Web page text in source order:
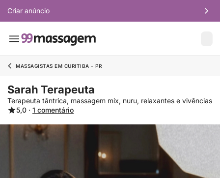
Criar anúncio
MASSAGISTAS EM CURITIBA - PR
Sarah Terapeuta
Terapeuta tântrica, massagem mix, nuru, relaxantes e vivências
5,0 · 1 comentário